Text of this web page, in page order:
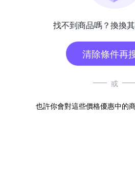
找不到商品嗎？換換
清除條件再
或
也許你會對這些價格優惠中的